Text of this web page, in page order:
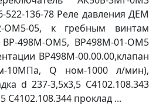
522-136-78 Реле давления ДЕМ
ОМ5-05, к гребным винтам
ВР-498М-ОМ5, ВР498М-01-ОМ5
ВР498М-00.00.00,клапан
10МПа, Q ном-1000 л/мин),
d 237-3,5х3,5 С4102.108.343
С4102.108.344 проклад ...